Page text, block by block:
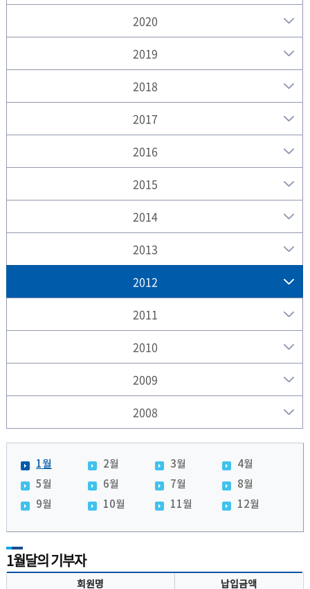
2020
2019
2018
2017
2016
2015
2014
2013
2012
2011
2010
2009
2008
1월 2월 3월
4월
5월
6월 7월
8월
9월
10월 11월 12월
1월달의 기부자
회원명 납입금액